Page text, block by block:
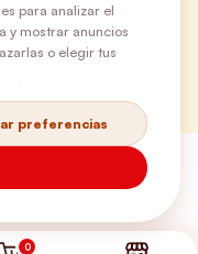
0
para analizar el
y mostrar anuncios
o elegir tus
preferencias